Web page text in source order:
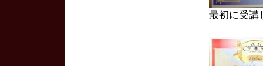
最初に受講